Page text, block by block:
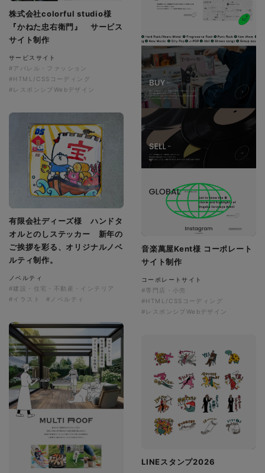
株式会社colorful studio様
『かねた忠右衛門』 サービス
サイト制作
サービスサイト
#アパレル・ファッション
#HTML/CSSコーディング
#レスポンシブWebデザイン
音楽萬屋Kent様 コーポレート
サイト制作
コーポレートサイト
#専門店・小売
#HTML/CSSコーディング
#レスポンシブWebデザイン
有限会社ディーズ様 ハンドタ
オルとのしステッカー 新年の
ご挨拶を彩る、オリジナルノベ
ルティ制作。
ノベルティ
#建設・住宅・不動産・インテリア
#イラスト
#ノベルティ
LINEスタンプ2026